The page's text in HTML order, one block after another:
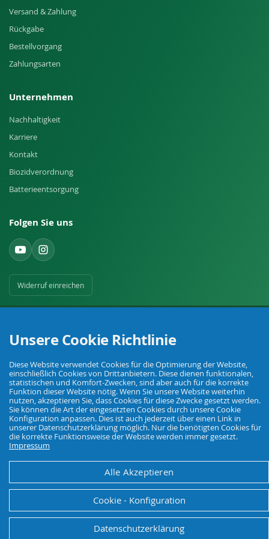
Versand & Zahlung
Rückgabe
Bestellvorgang
Zahlungsarten
Unternehmen
Nachhaltigkeit
Karriere
Kontakt
Biozidverordnung
Batterieentsorgung
Folgen Sie uns
Widerruf einreichen
Ihr Fachhandel für Landwirtschaft, Viehhaltung, Haus, Hof und Garten.
© Agrarking. Alle Rechte vorbehalten.
AGBDatenschutzWiderrufsbelehrungImpressum
Unsere Cookie Richtlinie
Diese Website verwendet Cookies für die Optimierung der Website,
einschließlich Cookies von Drittanbietern. Diese dienen funktionalen,
statistischen und Komfort-Zwecken, sind aber auch für die korrekte
Funktion dieser Website nötig. Wenn Sie unsere Website weiterhin
nutzen, akzeptieren Sie, dass Cookies für diese Zwecke gesetzt werden.
Sie können die Art der eingesetzten Cookies durch unsere Cookie
Konfiguration anpassen. Dies ist auch jederzeit über einen Link in
unserer Datenschutzerklärung möglich. Nur die benötigten Cookies für
die korrekte Funktionsweise der Website werden immer gesetzt.
Impressum
Alle Akzeptieren
Cookie - Konfiguration
Datenschutzerklärung